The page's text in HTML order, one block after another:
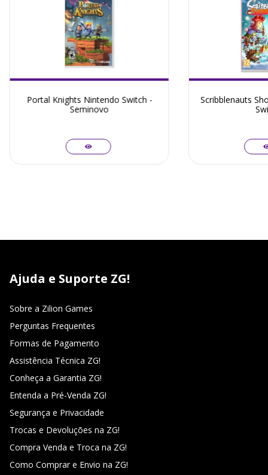
Portal Knights Nintendo Switch -
Seminovo
Scribblenauts
Ajuda e Suporte ZG!
Sobre a Zilion Games
Perguntas Frequentes
Formas de Pagamento
Assistência Técnica ZG!
Conheça a Garantia ZG!
Entenda a Pré-Venda ZG!
Segurança e Privacidade
Trocas e Devoluções na ZG!
Compra Venda e Troca na ZG!
Como Comprar e Envio na ZG!